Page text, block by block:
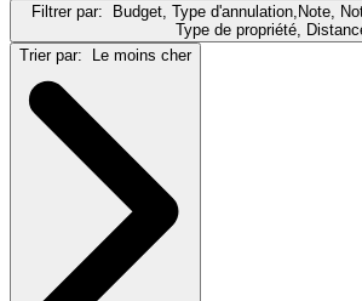
Filtrer par: Budget, Type d'annulation,Note,
Type de propriété,
Trier par: Le moins cher